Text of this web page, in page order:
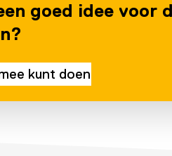
goed idee voor
kunt doen